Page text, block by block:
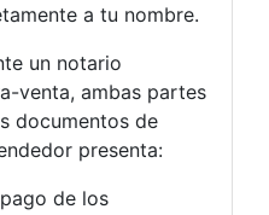
a tu nombre.
un notario
venta, ambas partes
documentos de
presenta:
de los